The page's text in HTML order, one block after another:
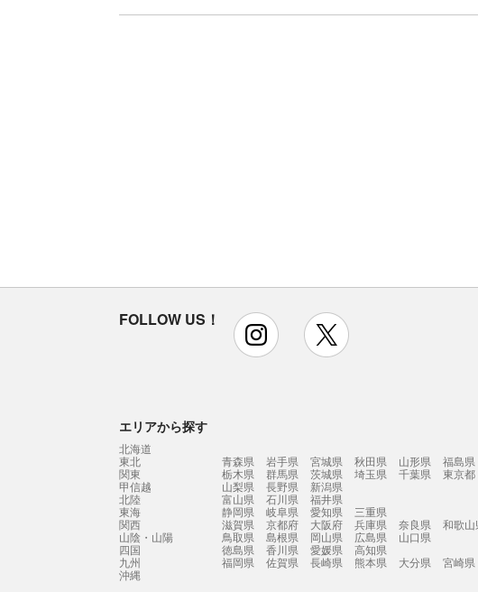
FOLLOW US！ instagram
エリアから探す
北海道
東北
青森県 岩手県 宮城県 秋田県 山形県
福島県
関東
栃木県 群馬県 茨城県 埼玉県 千葉県 東京都
甲信越
山梨県 長野県
新潟県
北陸
富山県 石川県
福井県
東海
静岡県 岐阜県 愛知県
三重県
関西
滋賀県 京都府 大阪府 兵庫県 奈良県
和歌山
山陰・山陽
鳥取県 島根県 岡山県 広島県
山口県
四国
徳島県 香川県 愛媛県
高知県
九州
福岡県 佐賀県 長崎県 熊本県 大分県 宮崎県
沖縄